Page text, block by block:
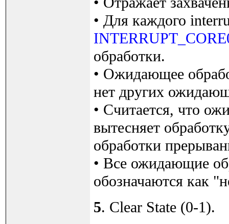
• Для каждого
обработки.
• Ожидающее
нет других
• Считается, что
вытесняет
обработки
• Все ожидающие
обозначаются как
5. Clear State (0-1).